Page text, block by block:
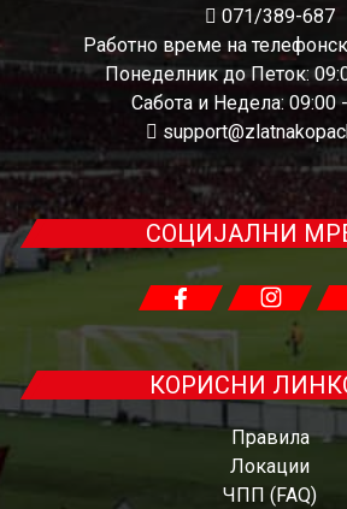
071/389-687
Работно време на
Понеделник до Петок:
Сабота и Недела: 09:00
СОЦИЈАЛНИ
КОРИСНИ
Правила
Локации
ЧПП (FAQ)